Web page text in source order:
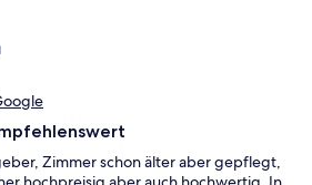
Zimmer schon älter aber gepflegt,